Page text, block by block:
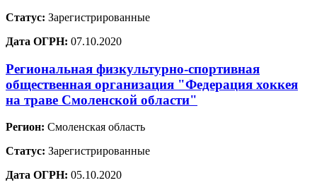
Статус: Зарегистрированные
Дата ОГРН: 07.10.2020
Региональная физкультурно-спортивная
общественная организация "Федерация хоккея
на траве Смоленской области"
Регион: Смоленская область
Статус: Зарегистрированные
Дата ОГРН: 05.10.2020